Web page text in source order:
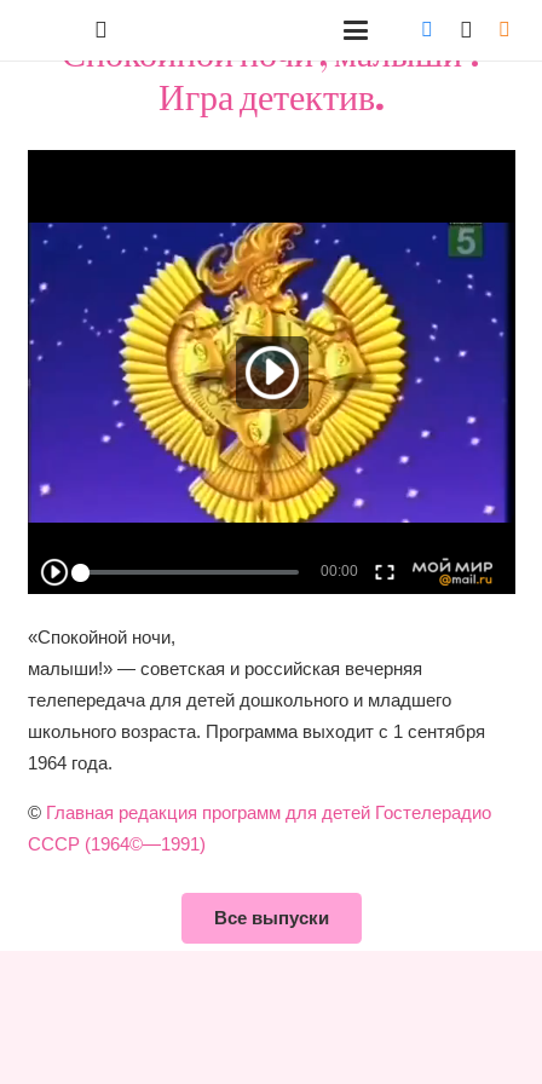
Спокойной ночи , малыши !
Игра детектив.
«Спокойной ночи,
малыши!» — советская и российская вечерняя
телепередача для детей дошкольного и младшего
школьного возраста. Программа выходит с 1 сентября
1964 года.
© Главная редакция программ для детей Гостелерадио
СССР (1964©—1991)
Все выпуски